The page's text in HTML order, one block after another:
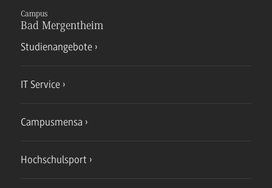
Campus
Bad Mergentheim
Studienangebote
IT Service
Campusmensa
Hochschulsport